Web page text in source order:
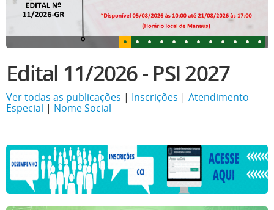
Edital 11/2026 - PSI 2027
Ver todas as publicações | Inscrições | Atendimento
Especial | Nome Social